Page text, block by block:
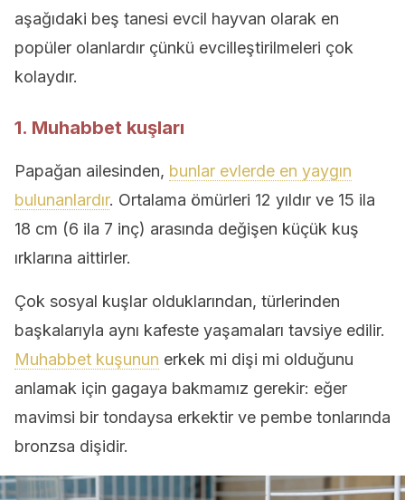
aşağıdaki beş tanesi evcil hayvan olarak en
popüler olanlardır çünkü evcilleştirilmeleri çok
kolaydır.
1. Muhabbet kuşları
Papağan ailesinden, bunlar evlerde en yaygın
bulunanlardır. Ortalama ömürleri 12 yıldır ve 15 ila
18 cm (6 ila 7 inç) arasında değişen küçük kuş
ırklarına aittirler.
Çok sosyal kuşlar olduklarından, türlerinden
başkalarıyla aynı kafeste yaşamaları tavsiye edilir.
Muhabbet kuşunun erkek mi dişi mi olduğunu
anlamak için gagaya bakmamız gerekir: eğer
mavimsi bir tondaysa erkektir ve pembe tonlarında
bronzsa dişidir.